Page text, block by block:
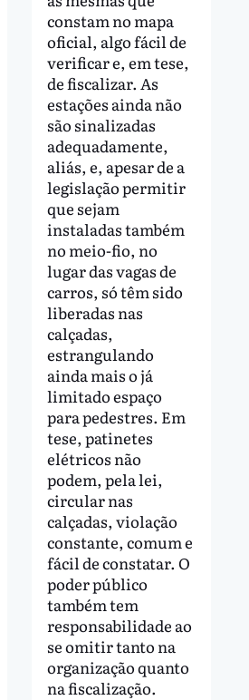
constam no mapa
oficial, algo fácil de
verificar e, em tese,
de fiscalizar. As
estações ainda não
são sinalizadas
adequadamente,
aliás, e, apesar de a
legislação permitir
que sejam
instaladas também
no meio-fio, no
lugar das vagas de
carros, só têm sido
liberadas nas
calçadas,
estrangulando
ainda mais o já
limitado espaço
para pedestres. Em
tese, patinetes
elétricos não
podem, pela lei,
circular nas
calçadas, violação
constante, comum e
fácil de constatar. O
poder público
também tem
responsabilidade ao
se omitir tanto na
organização quanto
na fiscalização.